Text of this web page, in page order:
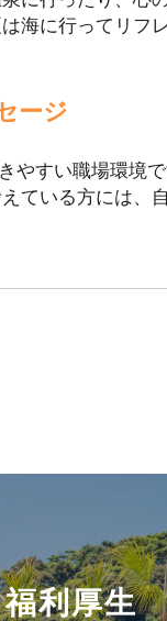
海に行ってリフ
ージ
やすい職場環境
ている方には、
福利厚生